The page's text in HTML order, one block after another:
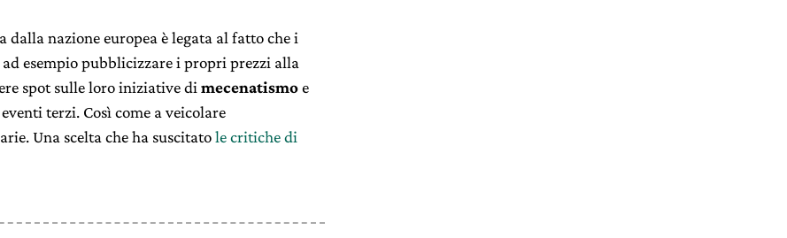
nazione europea è legata al fatto che i
esempio pubblicizzare i propri prezzi alla
spot sulle loro iniziative dimecenatismoe
eventi terzi. Così come a veicolare
Una scelta che ha suscitatole critiche di